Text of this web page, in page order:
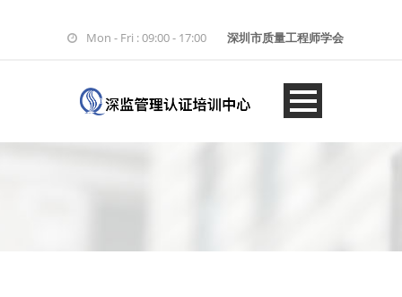
Mon - Fri : 09:00 - 17:00 深圳市质量工程师学会